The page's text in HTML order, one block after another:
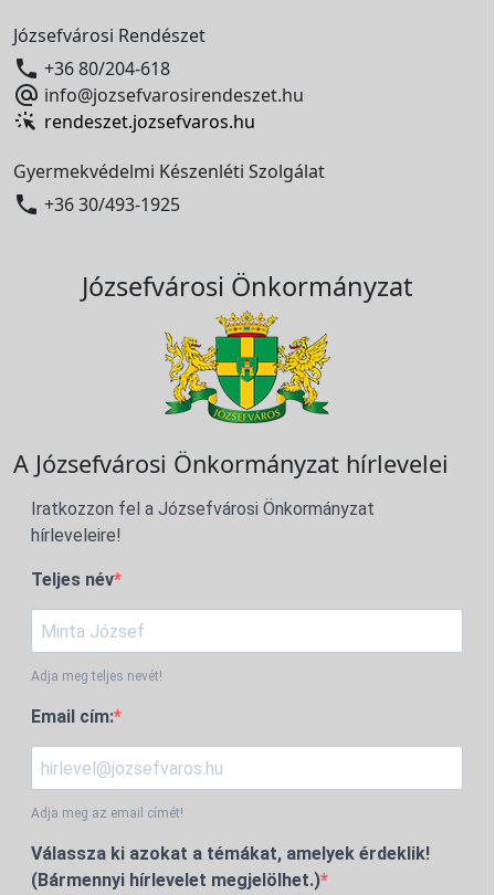
Józsefvárosi Rendészet
 +36 80/204-618
 info@jozsefvarosirendeszet.hu
rendeszet.jozsefvaros.hu
Gyermekvédelmi Készenléti Szolgálat
 +36 30/493-1925
Józsefvárosi Önkormányzat
A Józsefvárosi Önkormányzat hírlevelei
Iratkozzon fel a Józsefvárosi Önkormányzat
hírleveleire!
Teljes név
Adja meg teljes nevét!
Email cím:
Adja meg az email címét!
Válassza ki azokat a témákat, amelyek érdeklik!
(Bármennyi hírlevelet megjelölhet.)